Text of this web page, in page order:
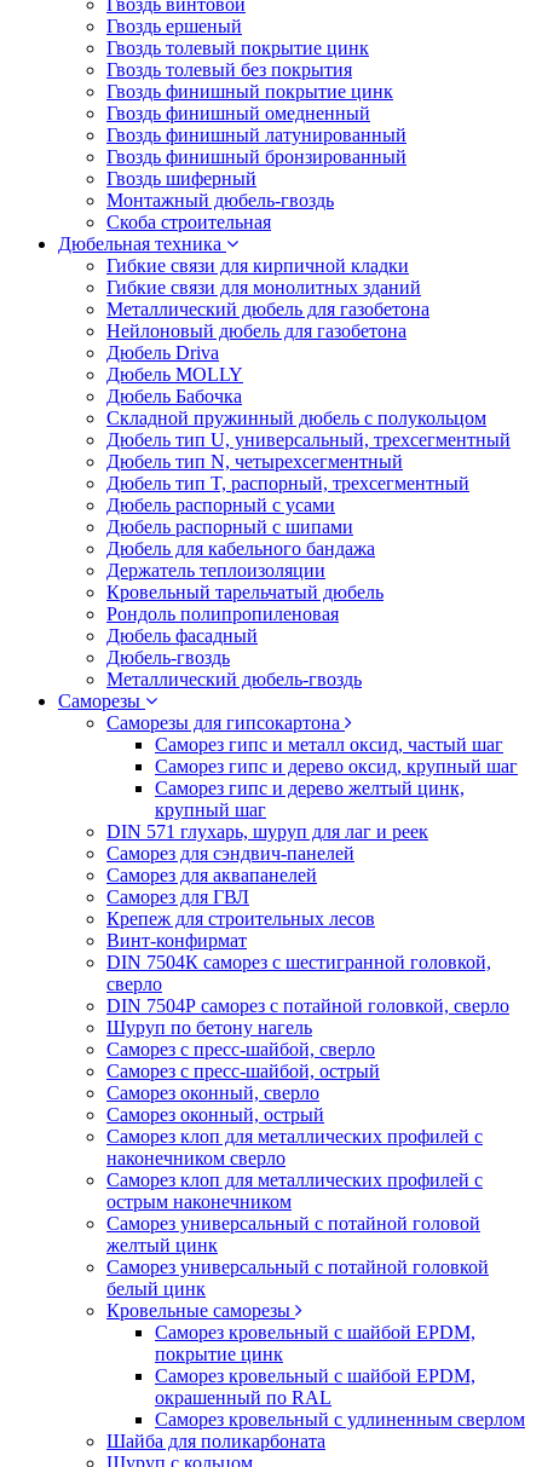
Гвоздь винтовой
Гвоздь ершеный
Гвоздь толевый покрытие цинк
Гвоздь толевый без покрытия
Гвоздь финишный покрытие цинк
Гвоздь финишный омедненный
Гвоздь финишный латунированный
Гвоздь финишный бронзированный
Гвоздь шиферный
Монтажный дюбель-гвоздь
Скоба строительная
Дюбельная техника
Гибкие связи для кирпичной кладки
Гибкие связи для монолитных зданий
Металлический дюбель для газобетона
Нейлоновый дюбель для газобетона
Дюбель Driva
Дюбель MOLLY
Дюбель Бабочка
Складной пружинный дюбель с полукольцом
Дюбель тип U, универсальный, трехсегментный
Дюбель тип N, четырехсегментный
Дюбель тип T, распорный, трехсегментный
Дюбель распорный с усами
Дюбель распорный с шипами
Дюбель для кабельного бандажа
Держатель теплоизоляции
Кровельный тарельчатый дюбель
Рондоль полипропиленовая
Дюбель фасадный
Дюбель-гвоздь
Металлический дюбель-гвоздь
Саморезы
Саморезы для гипсокартона
Саморез гипс и металл оксид, частый шаг
Саморез гипс и дерево оксид, крупный шаг
Саморез гипс и дерево желтый цинк,
крупный шаг
DIN 571 глухарь, шуруп для лаг и реек
Саморез для сэндвич-панелей
Саморез для аквапанелей
Саморез для ГВЛ
Крепеж для строительных лесов
Винт-конфирмат
DIN 7504К саморез с шестигранной головкой,
сверло
DIN 7504Р саморез с потайной головкой, сверло
Шуруп по бетону нагель
Саморез с пресс-шайбой, сверло
Саморез с пресс-шайбой, острый
Саморез оконный, сверло
Саморез оконный, острый
Саморез клоп для металлических профилей с
наконечником сверло
Саморез клоп для металлических профилей с
острым наконечником
Саморез универсальный с потайной головой
желтый цинк
Саморез универсальный с потайной головкой
белый цинк
Кровельные саморезы
Саморез кровельный с шайбой EPDM,
покрытие цинк
Саморез кровельный с шайбой EPDM,
окрашенный по RAL
Саморез кровельный с удлиненным сверлом
Шайба для поликарбоната
Шуруп с кольцом